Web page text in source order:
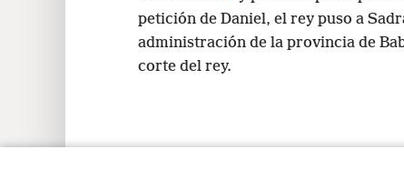
de Babilonia+y prefecto principal de
petición de Daniel, el rey puso a
administración de la provincia de